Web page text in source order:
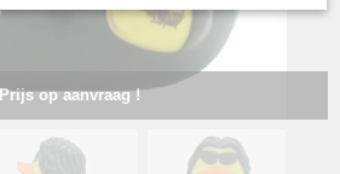
Prijs op aanvraag !